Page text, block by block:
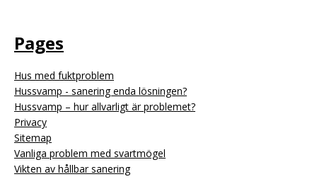
Pages
Hus med fuktproblem
Hussvamp - sanering enda lösningen?
Hussvamp – hur allvarligt är problemet?
Privacy
Sitemap
Vanliga problem med svartmögel
Vikten av hållbar sanering